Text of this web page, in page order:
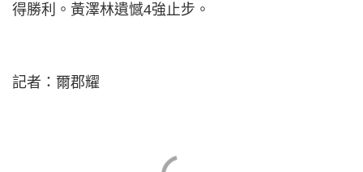
得勝利。黃澤林遺憾4強止步。
記者：爾郡耀